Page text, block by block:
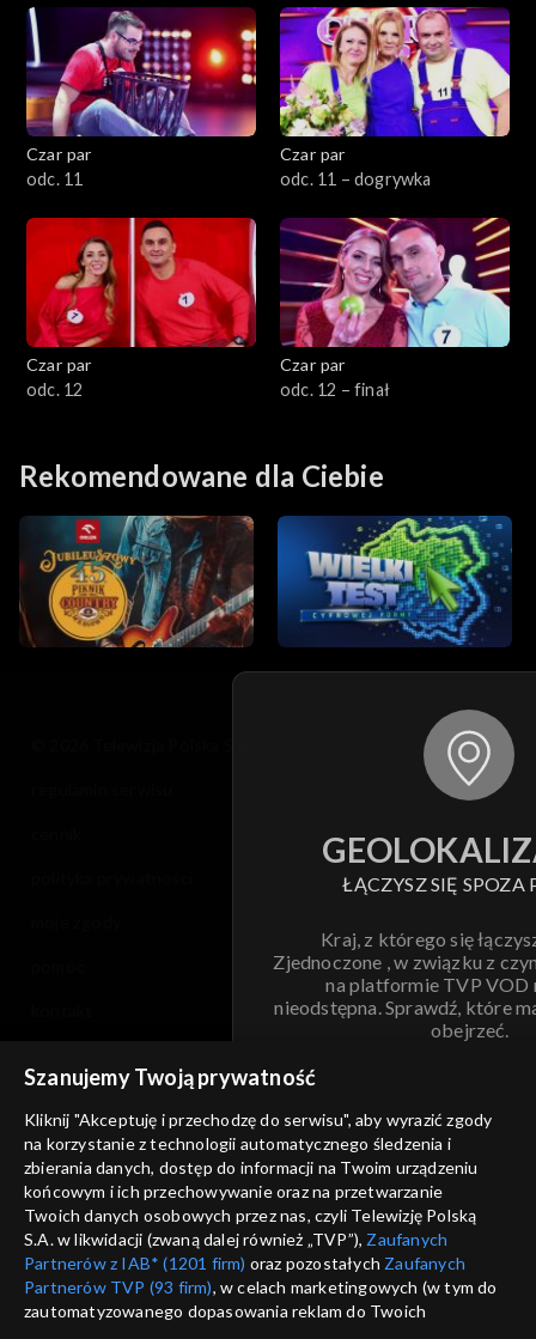
Czar par
odc. 11
Czar par
odc. 11 – dogrywka
Czar par
odc. 12
Czar par
odc. 12 – finał
Rekomendowane dla Ciebie
ŁĄCZYSZ SIĘ SPOZA
Kraj, z którego się
Zjednoczone , w związku z
na platformie TVP VOD
nieodstępna. Sprawdź, które
obejrzeć.
ANULUJ
informacje o dostawcy usług
Szanujemy Twoją prywatność
Kliknij "Akceptuję i przechodzę do serwisu", aby wyrazić zgody
na korzystanie z technologii automatycznego śledzenia i
zbierania danych, dostęp do informacji na Twoim urządzeniu
końcowym i ich przechowywanie oraz na przetwarzanie
Twoich danych osobowych przez nas, czyli Telewizję Polską
S.A. w likwidacji (zwaną dalej również „TVP”), Zaufanych
Partnerów z IAB* (1201 firm) oraz pozostałych Zaufanych
Partnerów TVP (93 firm), w celach marketingowych (w tym do
zautomatyzowanego dopasowania reklam do Twoich